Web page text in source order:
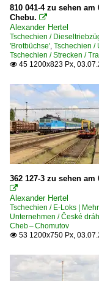
E-Loks |
6 193 ¦ 7
6 193 BR
Tschechien
Bahnhöfe (A -
Cheb (Eger)
Chomutov
Kadan
Bahnhöfe (L -
Nové Sedlo
~ Sonstige
2013
2014
2015
2016
2018
2019
2020
2020
2021
2022
2023
2024
810 041-4 zu sehen
Chebu. 
Alexander Hertel
Tschechien /
'Brotbüchse', Tschechien /
Tschechien / Strecken /
 45 1200x823 Px,
362 127-3 zu sehen

Alexander Hertel
Tschechien / E-Loks |
Unternehmen / České
Cheb – Chomutov
 53 1200x750 Px,